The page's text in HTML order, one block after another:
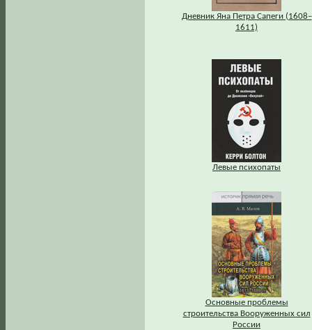
Дневник Яна Петра Сапеги (1608–
1611)
Левые психопаты
Основные проблемы
строительства Вооруженных сил
России